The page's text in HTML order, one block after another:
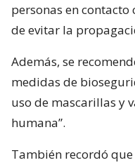
personas en contacto
de evitar la
Además, se
medidas de
uso de mascarillas y
humana”.
También recordó que